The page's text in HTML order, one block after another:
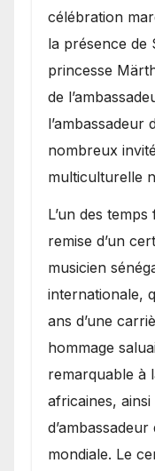
célébration
la présence de
princesse
de
l’ambassadeur
nombreux
multiculturelle
​L’un des
remise d’un
musicien
internationale,
ans d’une
hommage
remarquable à
africaines,
mondiale. Le